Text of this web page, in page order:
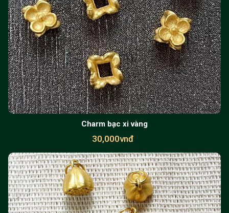
Charm bạc xi vàng
30,000vnđ